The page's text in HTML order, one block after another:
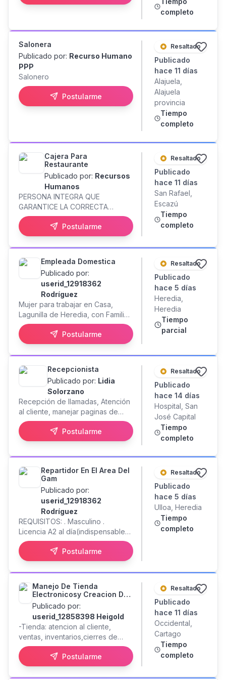
seguimiento en tiempo real a las
corporativo. Buscamos una
persona proactiva, con excelente
servicio al cliente, capacidad para
resolver situaciones bajo presión
y disponibilidad para trabajar en
horarios rotativos.
completo
Salonera
Publicado por: Recurso Humano
PPP
Salonero
Postularme
Resaltado
Publicado
hace 11 días
Alajuela,
Alajuela
provincia
Tiempo
completo
Cajera Para
Restaurante
Publicado por: Recursos
Humanos
PERSONA INTEGRA QUE
GARANTICE LA CORRECTA
EJECUCION DE LA OPERACION DE
LA CAJA DE ACUERDO A
POLITICAS DE LA EMPRESA
DISPONIBILIDAD INMEDIATA
Postularme
Resaltado
Publicado
hace 11 días
San Rafael,
Escazú
Tiempo
completo
Empleada Domestica
Publicado por:
userid_12918362
Rodríguez
Mujer para trabajar en Casa,
Lagunilla de Heredia, con Familia
de 3 adultos en oficios
domésticos: Limpieza profunda.
Dinámica, Trabajadora, Honrada,
Puntual y de buenas costumbres.
Ofrecemos: Salario competitivo,
seguro y estabilidad.
Postularme
Resaltado
Publicado
hace 5 días
Heredia,
Heredia
Tiempo
parcial
Recepcionista
Publicado por: Lidia
Solorzano
Recepción de llamadas, Atención
al cliente, manejar paginas de
reservación, contestar correos.
Postularme
Resaltado
Publicado
hace 14 días
Hospital, San
José Capital
Tiempo
completo
Repartidor En El Area Del
Gam
Publicado por:
userid_12918362
Rodríguez
REQUISITOS: . Masculino .
Licencia A2 al día(indispensable). .
Licencia B1 al día(indispensable). .
Dinámico, Puntual, Honesto y
Responsable. . Dispuesto a
Trabajar bajo Presión. .
Disponibilidad Inmediata. .
Conocimiento del GAM
(indispensable). . Adjuntar al
Currículo foto tipo pasaporte
reciente. Interesados enviar
Currículos a:
Postularme
Resaltado
Publicado
hace 5 días
Ulloa, Heredia
Tiempo
completo
Manejo De Tienda
Electronicosy Creacion De
Contenido Para Redes
Sociales
Publicado por:
userid_12858398 Heigold
-Tienda: atencion al cliente,
ventas, inventarios,cierres de
caja, pedidos -Creacion de
contenido para redes sociales
como Tik Tok , Instagram y
Facebook
Postularme
Resaltado
Publicado
hace 11 días
Occidental,
Cartago
Tiempo
completo